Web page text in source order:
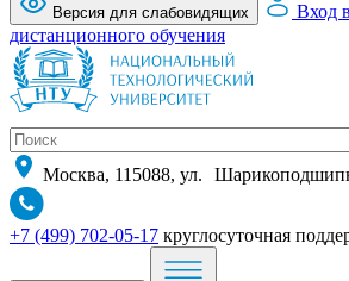
Версия для слабовидящих
Вход
дистанционного обучения
Москва, 115088, ул.
+7 (499) 702-05-17 круглосуточная